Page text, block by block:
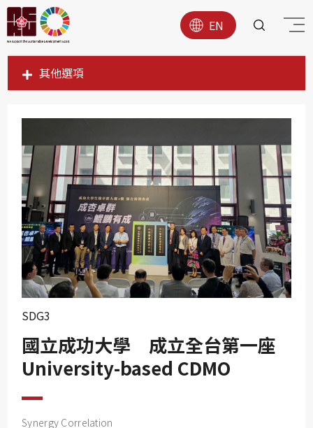
EN
其他選項
SDG1
SDG4
SDG5
SDG6
SDG7
SDG8
SDG9
SDG11
SDG12
SDG3
國立成功大學 成立全台第一座
University-based CDMO
Synergy Correlation